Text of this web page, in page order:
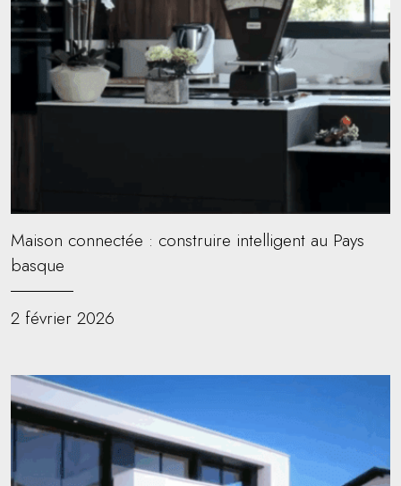
Maison connectée : construire intelligent au Pays
basque
2 février 2026